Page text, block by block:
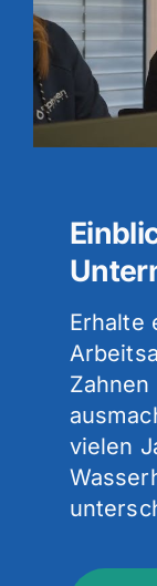
Erhalte
vielen